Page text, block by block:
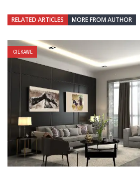
RELATED ARTICLES MORE FROM AUTHOR
CIEKAWE